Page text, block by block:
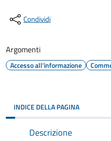
Condividi
Argomenti
Accesso all'informazione
INDICE DELLA PAGINA
Descrizione